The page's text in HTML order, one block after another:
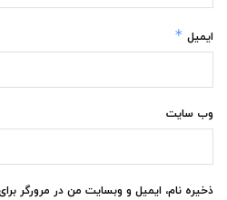
ایمیل *
وب‌ سایت
ذخیره نام، ایمیل و وبسایت من در مرورگر